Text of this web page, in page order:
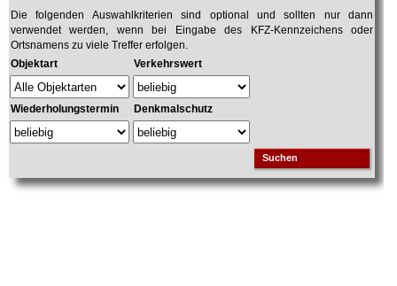
Die folgenden Auswahlkriterien sind optional und sollten nur dann
verwendet werden, wenn bei Eingabe des KFZ-Kennzeichens oder
Ortsnamens zu viele Treffer erfolgen.
Objektart
Verkehrswert
Wiederholungstermin Denkmalschutz
Suchen